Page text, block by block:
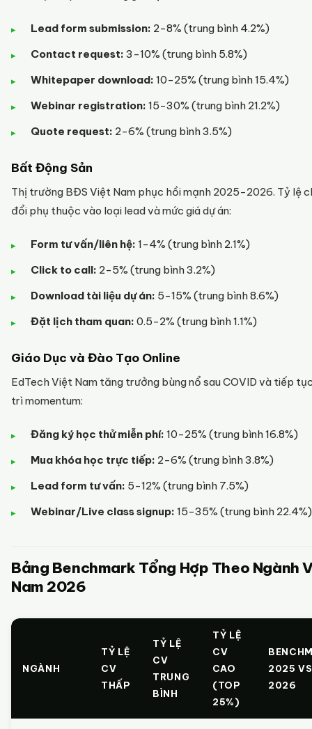
Lead form submission: 2-8% (trung bình 4.2%)
Contact request: 3-10% (trung bình 5.8%)
Whitepaper download: 10-25% (trung bình 15.4%)
Webinar registration: 15-30% (trung bình 21.2%)
Quote request: 2-6% (trung bình 3.5%)
Bất Động Sản
Thị trường BĐS Việt Nam phục hồi mạnh 2025-2026. Tỷ lệ
đổi phụ thuộc vào loại lead và mức giá dự án:
Form tư vấn/liên hệ: 1-4% (trung bình 2.1%)
Click to call: 2-5% (trung bình 3.2%)
Download tài liệu dự án: 5-15% (trung bình 8.6%)
Đặt lịch tham quan: 0.5-2% (trung bình 1.1%)
Giáo Dục và Đào Tạo Online
EdTech Việt Nam tăng trưởng bùng nổ sau COVID và tiếp
trì momentum:
Đăng ký học thử miễn phí: 10-25% (trung bình 16.8%)
Mua khóa học trực tiếp: 2-6% (trung bình 3.8%)
Lead form tư vấn: 5-12% (trung bình 7.5%)
Webinar/Live class signup: 15-35% (trung bình 22.4%)
Bảng Benchmark Tổng Hợp Theo Ngành
Nam 2026
NGÀNH
TỶ LỆ
CV
THẤP
TỶ LỆ
CV
TRUNG
BÌNH
TỶ LỆ
CV
CAO
(TOP
25%)
2025 VS
2026